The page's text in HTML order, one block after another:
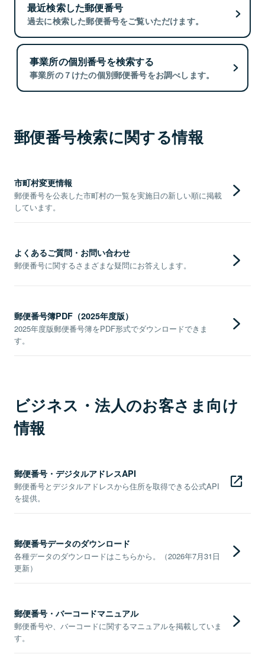
最近検索した郵便番号
過去に検索した郵便番号をご覧いただけます。
事業所の個別番号を検索する
事業所の７けたの個別郵便番号をお調べします。
郵便番号検索に関する情報
市町村変更情報
郵便番号を公表した市町村の一覧を実施日の新しい順に掲載
しています。
よくあるご質問・お問い合わせ
郵便番号に関するさまざまな疑問にお答えします。
郵便番号簿PDF（2025年度版）
2025年度版郵便番号簿をPDF形式でダウンロードできま
す。
ビジネス・法人のお客さま向け
情報
郵便番号・デジタルアドレスAPI
郵便番号とデジタルアドレスから住所を取得できる公式API
を提供。
郵便番号データのダウンロード
各種データのダウンロードはこちらから。（2026年7月31日
更新）
郵便番号・バーコードマニュアル
郵便番号や、バーコードに関するマニュアルを掲載していま
す。